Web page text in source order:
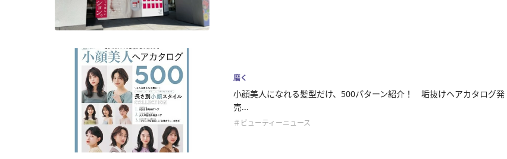
磨く
小顔美人になれる髪型だけ、500パターン紹介！ 垢抜けヘアカタログ発
売...
＃ビューティーニュース